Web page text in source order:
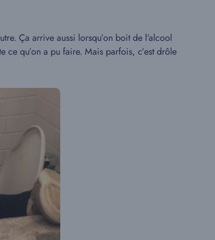
Ça arrive aussi lorsqu’on boit de l’alcool
ce qu’on a pu faire. Mais parfois, c’est drôle